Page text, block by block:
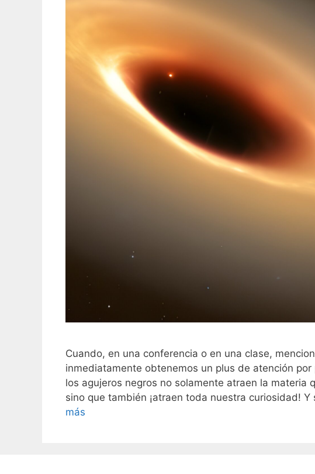
Cuando, en una conferencia o en una clase,
inmediatamente obtenemos un plus de atención
los agujeros negros no solamente atraen la materia
sino que también ¡atraen toda nuestra curiosidad!
más